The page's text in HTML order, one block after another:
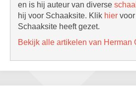
en is hij auteur van diverse
hij voor Schaaksite. Klik hier
Schaaksite heeft gezet.
Bekijk alle artikelen van Herman